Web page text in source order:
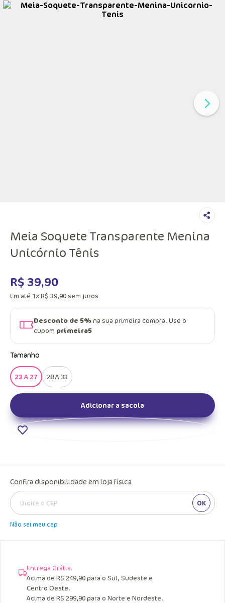
Meia Soquete Transparente Menina
Unicórnio Tênis
R$ 39,90
Em até 1xR$ 39,90 sem juros
Desconto de 5%na sua primeira compra. Use o
cupom primeira5
Tamanho
23 A 27 28 A 33
Adicionar a sacola
Confira disponibilidade em loja física
OK
Não sei meu cep
Entrega Grátis.
Acima de R$ 249,90 para o Sul, Sudeste e
Centro Oeste.
Acima de R$ 299,90 para o Norte e Nordeste.